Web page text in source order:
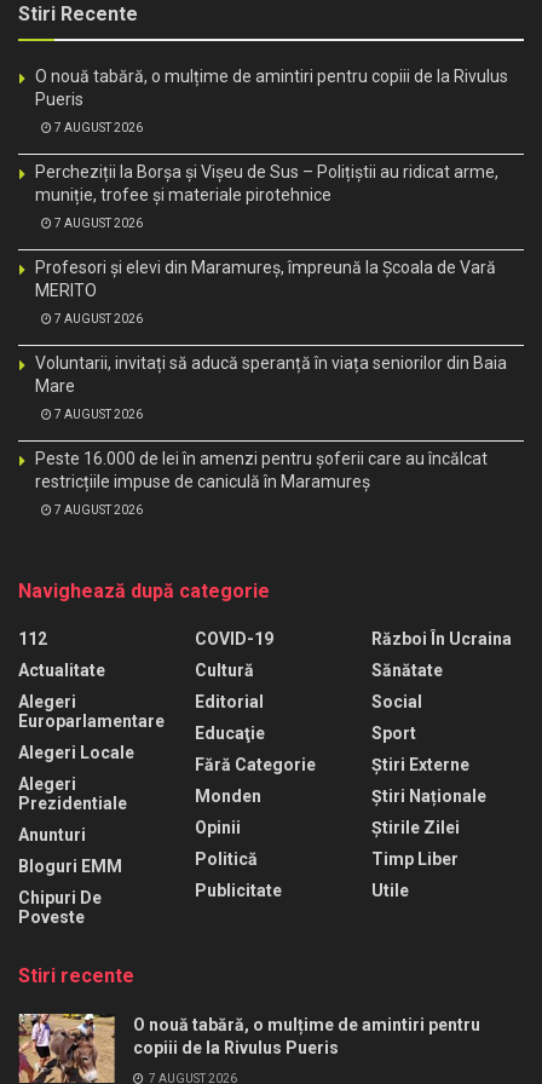
Stiri Recente
O nouă tabără, o mulțime de amintiri pentru copiii de la Rivulus
Pueris
7 AUGUST 2026
Percheziții la Borșa și Vișeu de Sus – Polițiștii au ridicat arme,
muniție, trofee și materiale pirotehnice
7 AUGUST 2026
Profesori și elevi din Maramureș, împreună la Școala de Vară
MERITO
7 AUGUST 2026
Voluntarii, invitați să aducă speranță în viața seniorilor din Baia
Mare
7 AUGUST 2026
Peste 16.000 de lei în amenzi pentru șoferii care au încălcat
restricțiile impuse de caniculă în Maramureș
7 AUGUST 2026
Navighează după categorie
112
Actualitate
Alegeri
Europarlamentare
Alegeri Locale
Alegeri
Prezidentiale
Anunturi
Bloguri EMM
Chipuri De
Poveste
COVID-19
Cultură
Editorial
Educaţie
Fără Categorie
Monden
Opinii
Politică
Publicitate
Război În Ucraina
Sănătate
Social
Sport
Știri Externe
Știri Naționale
Știrile Zilei
Timp Liber
Utile
Stiri recente
O nouă tabără, o mulțime de amintiri pentru
copiii de la Rivulus Pueris
7 AUGUST 2026